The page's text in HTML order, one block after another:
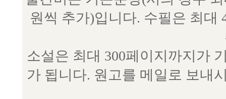
원씩 추가)입니다. 수필은 최대
소설은 최대 300페이지까지가
가 됩니다. 원고를 메일로 보내